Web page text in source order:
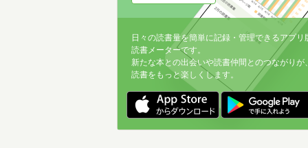
日々の読書量を簡単に記録・管理できるアプリ
読書メーターです。
新たな本との出会いや読書仲間とのつながりが
読書をもっと楽しくします。